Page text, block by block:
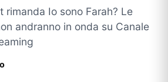
rimanda Io sono Farah? Le
andranno in onda su Canale